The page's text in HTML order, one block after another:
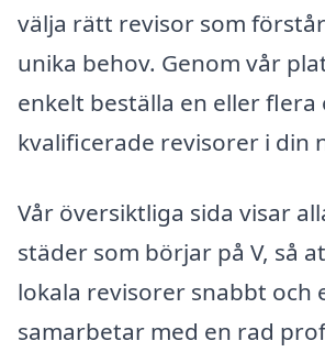
välja rätt revisor som
unika behov. Genom vår
enkelt beställa en eller
kvalificerade revisorer i din
Vår översiktliga sida visar
städer som börjar på V, så
lokala revisorer snabbt och
samarbetar med en rad